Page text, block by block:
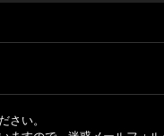
さい。